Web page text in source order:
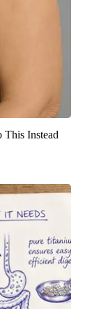
This Instead